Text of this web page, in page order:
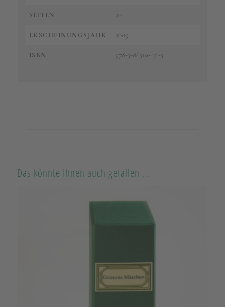
SEITEN 20
ERSCHEINUNGSJAHR 2009
ISBN 978-3-86319-131-3
Das könnte Ihnen auch gefallen …